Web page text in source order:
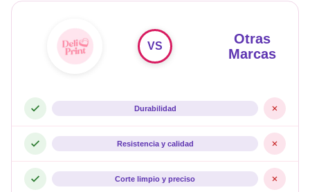
Otras
Marcas
VS
Durabilidad
Resistencia y calidad
Corte limpio y preciso